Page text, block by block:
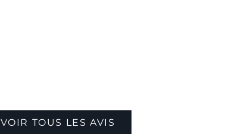
VOIR TOUS LES AVIS